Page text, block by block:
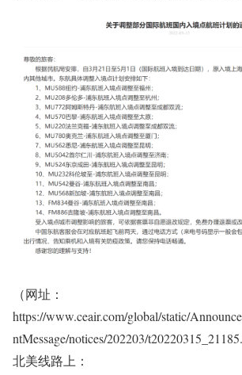
（网址：
https://www.ceair.com/global/static/
ntMessage/notices/202203/
北美线路上：